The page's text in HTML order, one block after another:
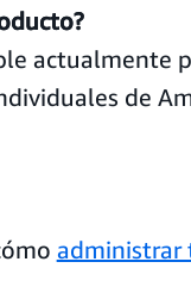
actualmente
de
administrar